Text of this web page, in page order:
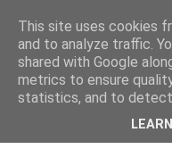
This site uses cookies
and to analyze traffic.
shared with Google
metrics to ensure
statistics, and to detect